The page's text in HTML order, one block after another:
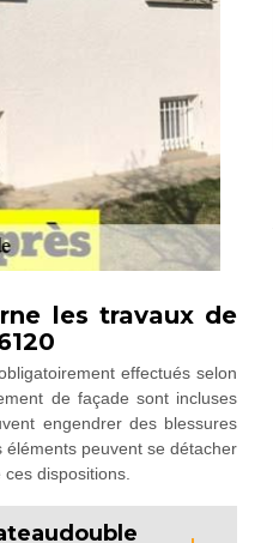
les travaux de
effectués selon
de façade sont incluses
engendrer des blessures
peuvent se détacher
dispositions.